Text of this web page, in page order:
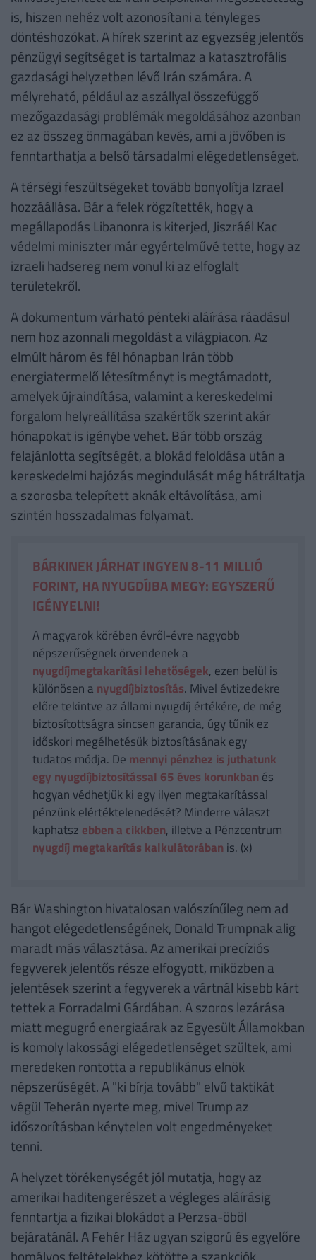
is, hiszen nehéz volt azonosítani a tényleges
döntéshozókat. A hírek szerint az egyezség jelentős
pénzügyi segítséget is tartalmaz a katasztrofális
gazdasági helyzetben lévő Irán számára. A
mélyreható, például az aszállyal összefüggő
mezőgazdasági problémák megoldásához azonban
ez az összeg önmagában kevés, ami a jövőben is
fenntarthatja a belső társadalmi elégedetlenséget.
A térségi feszültségeket tovább bonyolítja Izrael
hozzáállása. Bár a felek rögzítették, hogy a
megállapodás Libanonra is kiterjed, Jiszráél Kac
védelmi miniszter már egyértelművé tette, hogy az
izraeli hadsereg nem vonul ki az elfoglalt
területekről.
A dokumentum várható pénteki aláírása ráadásul
nem hoz azonnali megoldást a világpiacon. Az
elmúlt három és fél hónapban Irán több
energiatermelő létesítményt is megtámadott,
amelyek újraindítása, valamint a kereskedelmi
forgalom helyreállítása szakértők szerint akár
hónapokat is igénybe vehet. Bár több ország
felajánlotta segítségét, a blokád feloldása után a
kereskedelmi hajózás megindulását még hátráltatja
a szorosba telepített aknák eltávolítása, ami
szintén hosszadalmas folyamat.
BÁRKINEK JÁRHAT INGYEN 8-11 MILLIÓ
FORINT, HA NYUGDÍJBA MEGY: EGYSZERŰ
IGÉNYELNI!
A magyarok körében évről-évre nagyobb
népszerűségnek örvendenek a
nyugdíjmegtakarítási lehetőségek, ezen belül is
különösen a nyugdíjbiztosítás. Mivel évtizedekre
előre tekintve az állami nyugdíj értékére, de még
biztosítottságra sincsen garancia, úgy tűnik ez
időskori megélhetésük biztosításának egy
tudatos módja. De mennyi pénzhez is juthatunk
egy nyugdíjbiztosítással 65 éves korunkban és
hogyan védhetjük ki egy ilyen megtakarítással
pénzünk elértéktelenedését? Minderre választ
kaphatsz ebben a cikkben, illetve a Pénzcentrum
nyugdíj megtakarítás kalkulátorában is. (x)
Bár Washington hivatalosan valószínűleg nem ad
hangot elégedetlenségének, Donald Trumpnak alig
maradt más választása. Az amerikai precíziós
fegyverek jelentős része elfogyott, miközben a
jelentések szerint a fegyverek a vártnál kisebb kárt
tettek a Forradalmi Gárdában. A szoros lezárása
miatt megugró energiaárak az Egyesült Államokban
is komoly lakossági elégedetlenséget szültek, ami
meredeken rontotta a republikánus elnök
népszerűségét. A "ki bírja tovább" elvű taktikát
végül Teherán nyerte meg, mivel Trump az
időszorításban kénytelen volt engedményeket
tenni.
A helyzet törékenységét jól mutatja, hogy az
amerikai haditengerészet a végleges aláírásig
fenntartja a fizikai blokádot a Perzsa-öböl
bejáratánál. A Fehér Ház ugyan szigorú és egyelőre